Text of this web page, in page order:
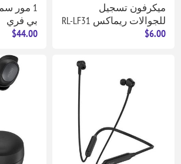
ميكرفون تسجيل
للجوالات ريماكس RL-LF31
$6.00
1 مور
بي فري
$44.00